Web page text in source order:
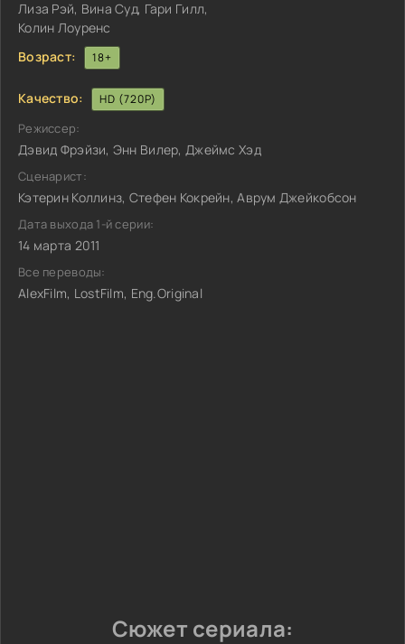
Лиза Рэй, Вина Суд, Гари Гилл,
Колин Лоуренс
Возраст:
18+
Качество: HD (720P)
Режиссер:
Дэвид Фрэйзи, Энн Вилер, Джеймс Хэд
Сценарист:
Кэтерин Коллинз, Стефен Кокрейн, Аврум Джейкобсон
Дата выхода 1-й серии:
14 марта 2011
Все переводы:
AlexFilm, LostFilm, Eng.Original
Сюжет сериала: